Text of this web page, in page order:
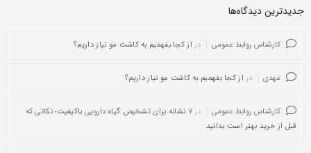
جدیدترین دیدگاه‌‌ها
کارشناس روابط عمومی در از کجا بفهمیم به کاشت مو نیاز داریم؟
مهدی در از کجا بفهمیم به کاشت مو نیاز داریم؟
کارشناس روابط عمومی در
۷ نشانه برای تشخیص گیاه دارویی باکیفیت؛ نکاتی که
قبل از خرید بهتر است بدانید